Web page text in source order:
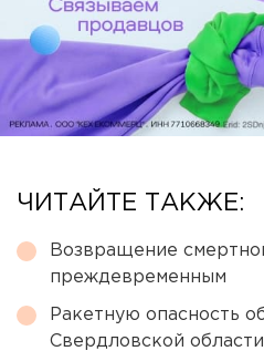
ЧИТАЙТЕ ТАКЖЕ:
Возвращение
преждевременным
Ракетную опасность
Свердловской области